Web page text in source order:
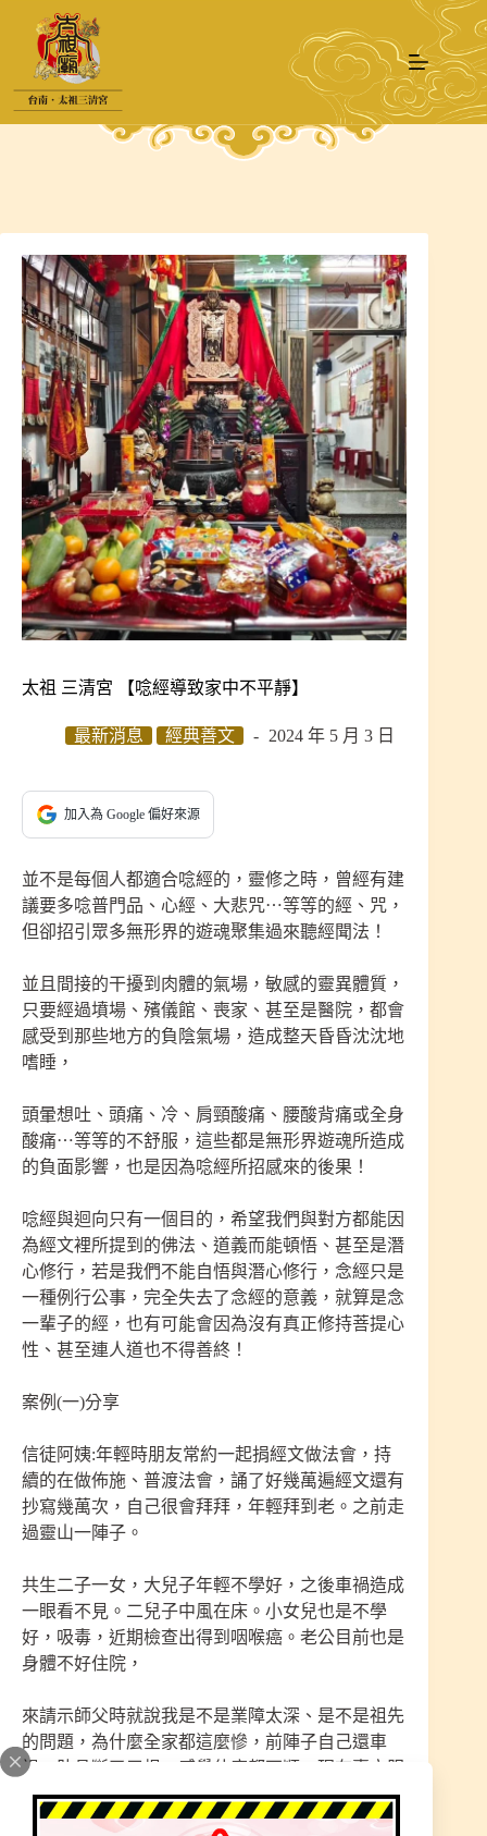
要
太祖 三清宮 【唸經導致家中不平靜】
最新消息 經典善文 2024 年 5 月 3 日
加入為 Google 偏好來源
並不是每個人都適合唸經的，靈修之時，曾經有建
議要多唸普門品、心經、大悲咒⋯等等的經、咒，
但卻招引眾多無形界的遊魂聚集過來聽經聞法！
並且間接的干擾到肉體的氣場，敏感的靈異體質，
只要經過墳場、殯儀館、喪家、甚至是醫院，都會
感受到那些地方的負陰氣場，造成整天昏昏沈沈地
嗜睡，
頭暈想吐、頭痛、冷、肩頸酸痛、腰酸背痛或全身
酸痛⋯等等的不舒服，這些都是無形界遊魂所造成
的負面影響，也是因為唸經所招感來的後果！
唸經與迴向只有一個目的，希望我們與對方都能因
為經文裡所提到的佛法、道義而能頓悟、甚至是潛
心修行，若是我們不能自悟與潛心修行，念經只是
一種例行公事，完全失去了念經的意義，就算是念
一輩子的經，也有可能會因為沒有真正修持菩提心
性、甚至連人道也不得善終！
案例(一)分享
信徒阿姨:年輕時朋友常約一起捐經文做法會，持
續的在做佈施、普渡法會，誦了好幾萬遍經文還有
抄寫幾萬次，自己很會拜拜，年輕拜到老。之前走
過靈山一陣子。
共生二子一女，大兒子年輕不學好，之後車禍造成
一眼看不見。二兒子中風在床。小女兒也是不學
好，吸毒，近期檢查出得到咽喉癌。老公目前也是
身體不好住院，
來請示師父時就說我是不是業障太深、是不是祖先
的問題，為什麼全家都這麼慘，前陣子自己還車
禍，肋骨斷了三根，感覺什麼都不順，現在賣衣服
也沒什麼生意，全家都靠她自己一人在背負，說著
說著很心酸又無奈眼眶泛淚，神也拜了，經也唸